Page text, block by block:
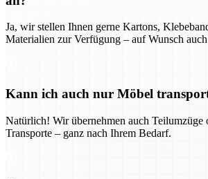
Ja, wir stellen Ihnen gerne Kartons,
Materialien zur Verfügung – auf Wunsch
Kann ich auch nur Möbel
Natürlich! Wir übernehmen auch Teilumzüge
Transporte – ganz nach Ihrem Bedarf.